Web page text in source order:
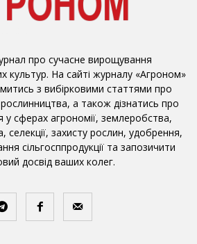
про сучасне вирощування
культур. На сайті журналу «Агроном»
з вибірковими статтями про
рослинництва, а також дізнатись про
у сферах агрономії, землеробства,
селекції, захисту рослин, удобрення,
сільгосппродукції та запозичити
досвід ваших колег.